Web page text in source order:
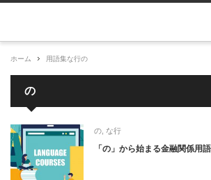
ホーム 用語集な行の
の
の, な行
「の」から始まる金融関係用